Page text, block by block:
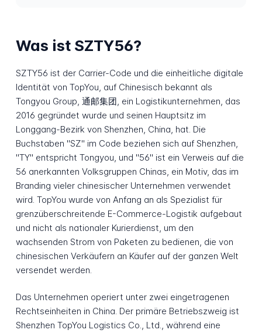
Was ist SZTY56?
SZTY56 ist der Carrier-Code und die einheitliche digitale
Identität von TopYou, auf Chinesisch bekannt als
Tongyou Group, 通邮集团, ein Logistikunternehmen, das
2016 gegründet wurde und seinen Hauptsitz im
Longgang-Bezirk von Shenzhen, China, hat. Die
Buchstaben "SZ" im Code beziehen sich auf Shenzhen,
"TY" entspricht Tongyou, und "56" ist ein Verweis auf die
56 anerkannten Volksgruppen Chinas, ein Motiv, das im
Branding vieler chinesischer Unternehmen verwendet
wird. TopYou wurde von Anfang an als Spezialist für
grenzüberschreitende E-Commerce-Logistik aufgebaut
und nicht als nationaler Kurierdienst, um den
wachsenden Strom von Paketen zu bedienen, die von
chinesischen Verkäufern an Käufer auf der ganzen Welt
versendet werden.
Das Unternehmen operiert unter zwei eingetragenen
Rechtseinheiten in China. Der primäre Betriebszweig ist
Shenzhen TopYou Logistics Co., Ltd., während eine